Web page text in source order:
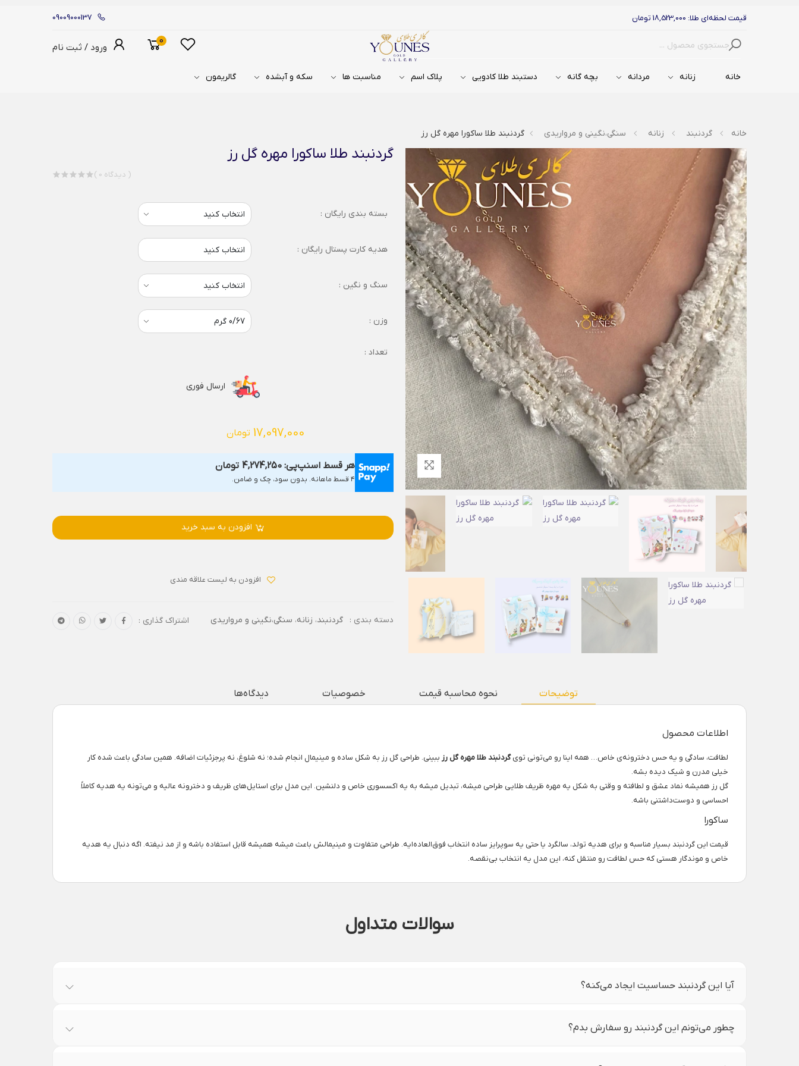
قیمت لحظه‌ای طلا: 18,523,000 تومان 09009000137
جستجو
ورود / ثبت نام
0
خانه زنانه مردانه بچه گانه دستبند طلا کادویی پلاک اسم مناسبت ها سکه و آبشده گالریمون
خانه گردنبند زنانه سنگی،نگینی و مرواریدی گردنبند طلا ساکورا مهره گل رز
گردنبند طلا ساکورا مهره گل رز
( 0 دیدگاه )
بسته بندی رایگان :
هدیه کارت پستال رایگان : انتخاب کنید
سنگ و نگین :
وزن :
تعداد :
ارسال فوری
17,097,000 تومان
هر قسط اسنپ‌پی: 4,274,250 تومان
۴ قسط ماهانه. بدون سود، چک و ضامن.
افزودن به سبد خرید
افزودن به لیست علاقه مندی
دسته بندی : گردنبند، زنانه، سنگی،نگینی و مرواریدی اشتراک گذاری :
توضیحات نحوه محاسبه قیمت خصوصیات دیدگاه‌ها
اطلاعات محصول
لطافت، سادگی و یه حس دخترونه‌ی خاص… همه اینا رو می‌تونی تویگردنبند طلا مهره گل رز ببینی. طراحی گل رز به شکل ساده و مینیمال انجام شده؛ نه شلوغ، نه پرجزئیات اضافه. همین سادگی باعث شده کار
خیلی مدرن و شیک دیده بشه.
گل رز همیشه نماد عشق و لطافته و وقتی به شکل یه مهره ظریف طلایی طراحی میشه، تبدیل میشه به یه اکسسوری خاص و دلنشین. این مدل برای استایل‌های ظریف و دخترونه عالیه و می‌تونه یه هدیه کاملاً
احساسی و دوست‌داشتنی باشه.
ساکورا
قیمت این گردنبند بسیار مناسبه و برای هدیه تولد، سالگرد یا حتی یه سوپرایز ساده انتخاب فوق‌العاده‌ایه. طراحی متفاوت و مینیمالش باعث میشه همیشه قابل استفاده باشه و از مد نیفته. اگه دنبال یه هدیه
خاص و موندگار هستی که حس لطافت رو منتقل کنه، این مدل یه انتخاب بی‌نقصه.
سوالات متداول
آیا این گردنبند حساسیت ایجاد می‌کنه؟
چطور می‌تونم این گردنبند رو سفارش بدم؟